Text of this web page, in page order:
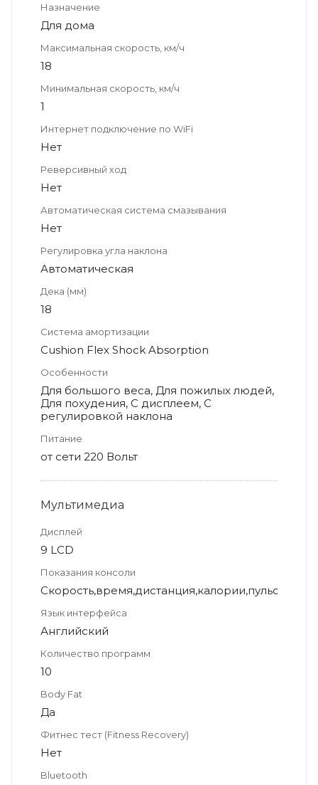
Назначение
Для дома
Максимальная скорость, км/ч
18
Минимальная скорость, км/ч
1
Интернет подключение по WiFi
Нет
Реверсивный ход
Нет
Автоматическая система смазывания
Нет
Регулировка угла наклона
Автоматическая
Дека (мм)
18
Система амортизации
Cushion Flex Shock Absorption
Особенности
Для большого веса, Для пожилых людей,
Для похудения, С дисплеем, С
регулировкой наклона
Питание
от сети 220 Вольт
Мультимедиа
Дисплей
9 LCD
Показания консоли
Язык интерфейса
Английский
Количество программ
10
Body Fat
Да
Фитнес тест (Fitness Recovery)
Нет
Bluetooth